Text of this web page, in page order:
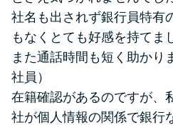
社名も出されず銀行員特有
もなくとても好感を持てま
また通話時間も短く助かり
社員）
在籍確認があるのですが、
社が個人情報の関係で銀行